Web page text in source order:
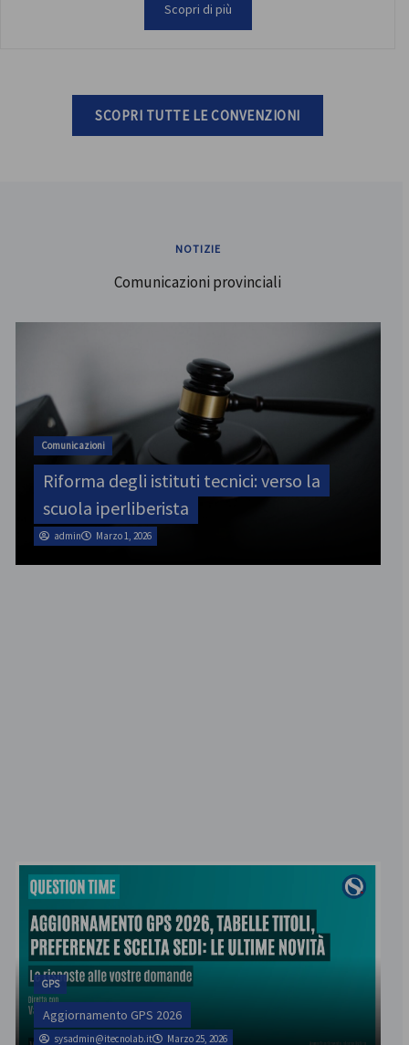
Scopri di più
SCOPRI TUTTE LE CONVENZIONI
NOTIZIE
Comunicazioni provinciali
ATA
SINATAS Venezia, assemblea provinciale
il 31 luglio
admin Marzo 1, 2026
GPS
Aggiornamento GPS 2026
sysadmin@itecnolab.it Marzo 25, 2026